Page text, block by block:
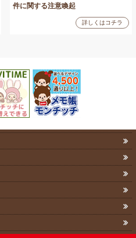
件に関する注意喚起
詳しくはコチラ